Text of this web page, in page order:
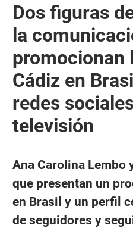
Dos figuras
la
promocionan
Cádiz en
redes
televisión
Ana Carolina Lembo
que presentan un
en Brasil y un perfil
de seguidores y